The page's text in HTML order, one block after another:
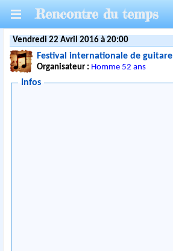
Rencontre du temps
Vendredi 22 Avril 2016 à 20:00
Festival internationale de guitare
Organisateur : Homme 52 ans
Infos